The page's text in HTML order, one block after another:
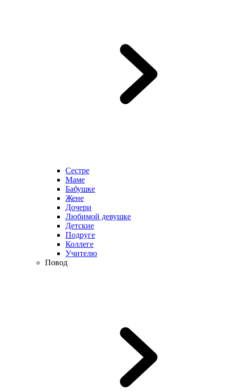
Сестре
Маме
Бабушке
Жене
Дочери
Любимой девушке
Детские
Подруге
Коллеге
Учителю
Повод